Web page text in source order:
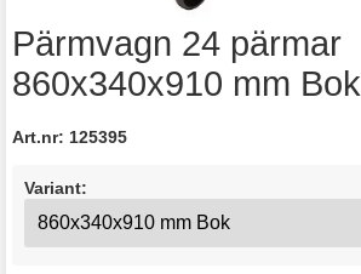
Pärmvagn 24 pärmar
860x340x910 mm Bok
Art.nr: 125395
Variant: